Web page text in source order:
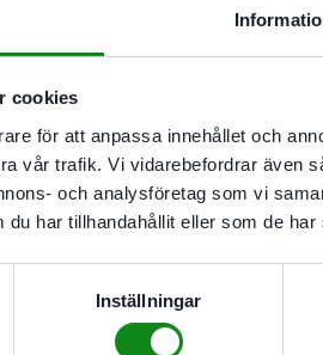
cookies
för att anpassa innehållet och
vår trafik. Vi vidarebefordrar även
och analysföretag som vi
du har tillhandahållit eller som de
Inställningar